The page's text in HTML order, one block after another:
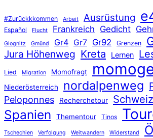
#Zurückkkommen Arbeit Ausrüstung
Español Flucht Frankreich Gedicht
Glognitz Gmünd Gr4 Gr7 Gr92 Grenzen
Jura Höhenweg Kreta Lernen
Lied Migration Momofragt
Niederösterreich nordalpenweg
Peloponnes Recherchetour Schweiz
Spanien Thementour Tinos
Tschechien Verfolgung Weitwandern Widerstand